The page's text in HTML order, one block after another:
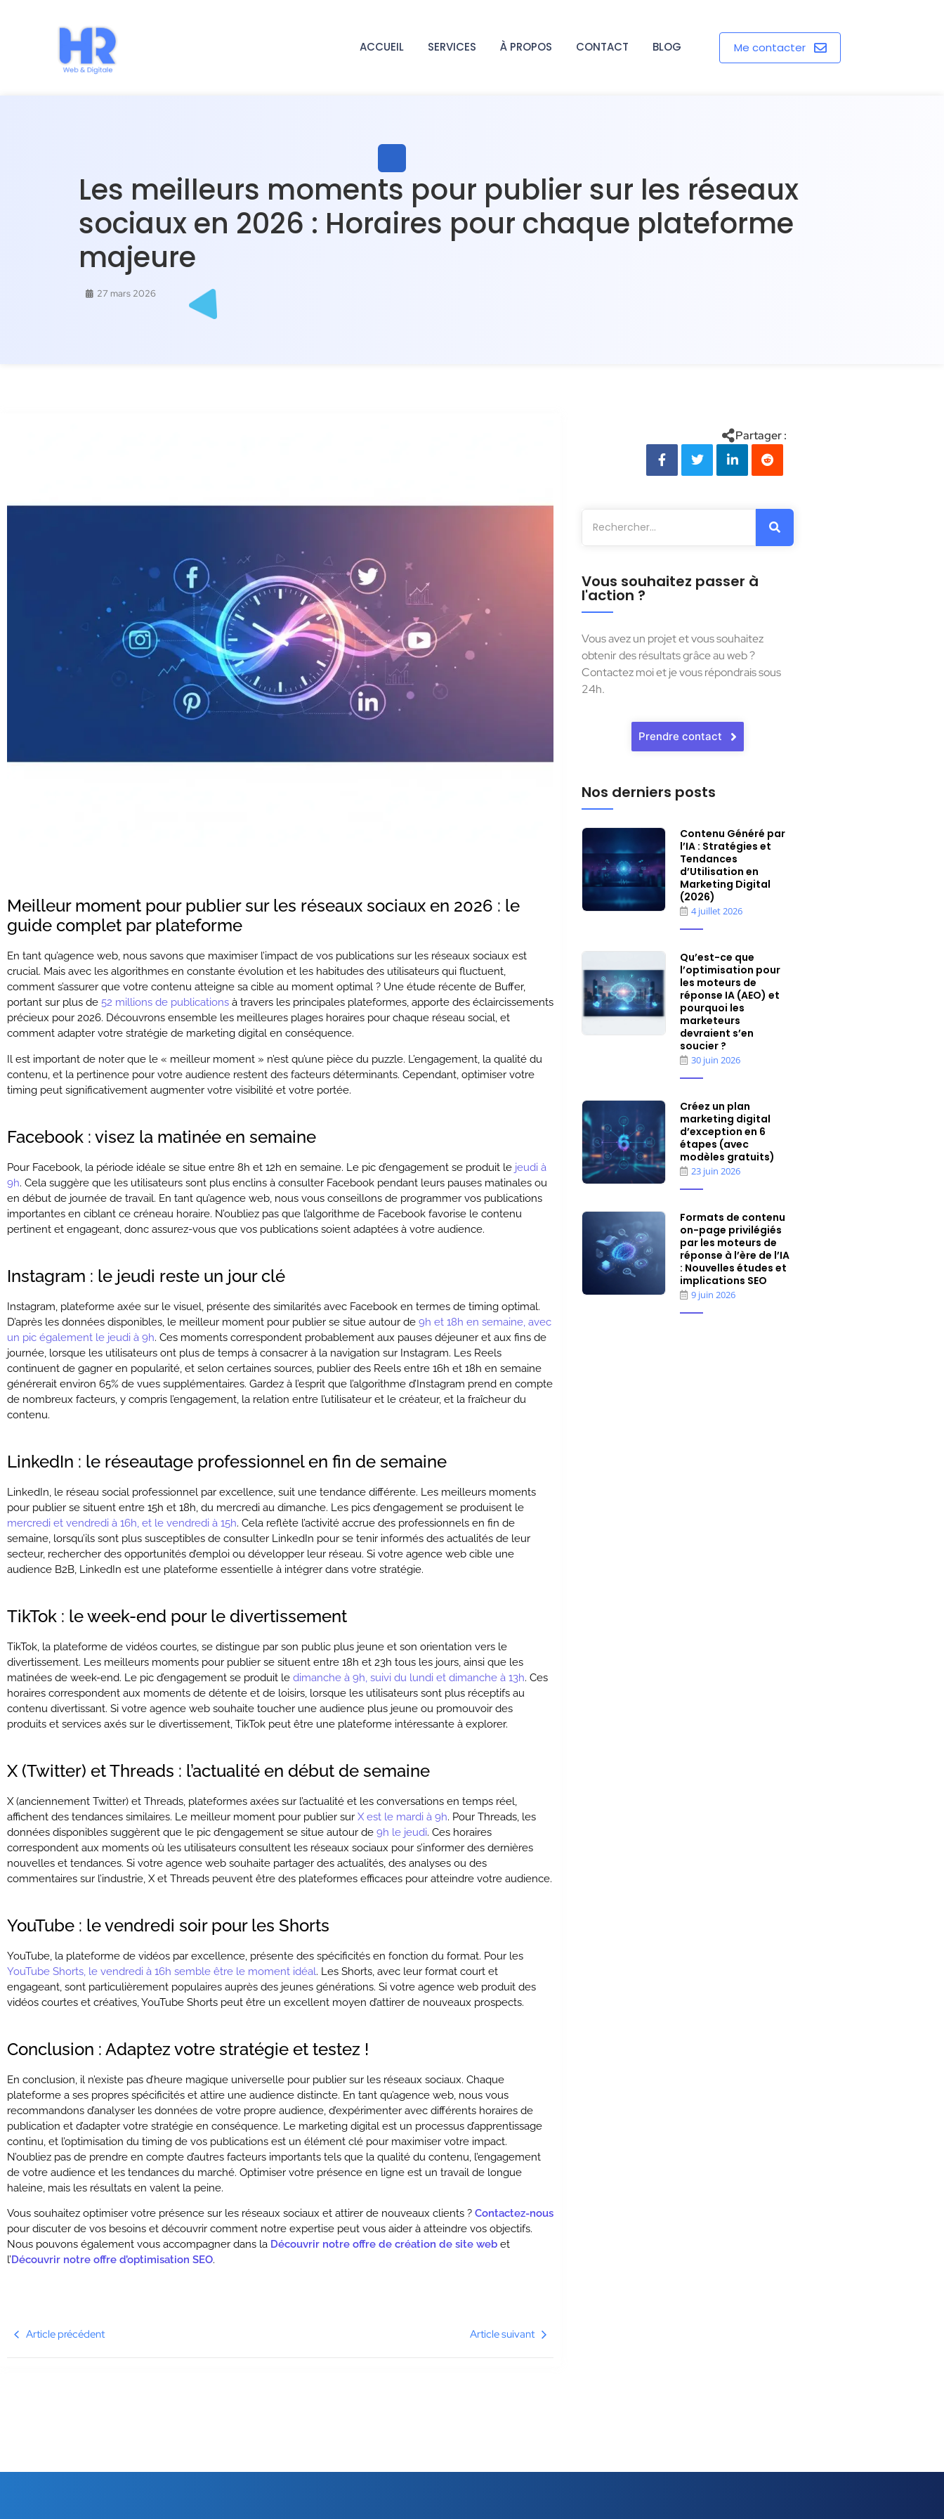
ACCUEIL SERVICES À PROPOS CONTACT BLOG Me contacter
Les meilleurs moments pour publier sur les réseaux
sociaux en 2026 : Horaires pour chaque plateforme
majeure
27 mars 2026
Meilleur moment pour publier sur les réseaux sociaux en 2026 : le
guide complet par plateforme
En tant qu’agence web, nous savons que maximiser l’impact de vos publications sur les réseaux sociaux est
crucial. Mais avec les algorithmes en constante évolution et les habitudes des utilisateurs qui fluctuent,
comment s’assurer que votre contenu atteigne sa cible au moment optimal ? Une étude récente de Buffer,
portant sur plus de 52 millions de publications à travers les principales plateformes, apporte des éclaircissements
précieux pour 2026. Découvrons ensemble les meilleures plages horaires pour chaque réseau social, et
comment adapter votre stratégie de marketing digital en conséquence.
Il est important de noter que le « meilleur moment » n’est qu’une pièce du puzzle. L’engagement, la qualité du
contenu, et la pertinence pour votre audience restent des facteurs déterminants. Cependant, optimiser votre
timing peut significativement augmenter votre visibilité et votre portée.
Facebook : visez la matinée en semaine
Pour Facebook, la période idéale se situe entre 8h et 12h en semaine. Le pic d’engagement se produit le jeudi à
9h. Cela suggère que les utilisateurs sont plus enclins à consulter Facebook pendant leurs pauses matinales ou
en début de journée de travail. En tant qu’agence web, nous vous conseillons de programmer vos publications
importantes en ciblant ce créneau horaire. N’oubliez pas que l’algorithme de Facebook favorise le contenu
pertinent et engageant, donc assurez-vous que vos publications soient adaptées à votre audience.
Instagram : le jeudi reste un jour clé
Instagram, plateforme axée sur le visuel, présente des similarités avec Facebook en termes de timing optimal.
D’après les données disponibles, le meilleur moment pour publier se situe autour de 9h et 18h en semaine, avec
un pic également le jeudi à 9h. Ces moments correspondent probablement aux pauses déjeuner et aux fins de
journée, lorsque les utilisateurs ont plus de temps à consacrer à la navigation sur Instagram. Les Reels
continuent de gagner en popularité, et selon certaines sources, publier des Reels entre 16h et 18h en semaine
générerait environ 65% de vues supplémentaires. Gardez à l’esprit que l’algorithme d’Instagram prend en compte
de nombreux facteurs, y compris l’engagement, la relation entre l’utilisateur et le créateur, et la fraîcheur du
contenu.
LinkedIn : le réseautage professionnel en fin de semaine
LinkedIn, le réseau social professionnel par excellence, suit une tendance différente. Les meilleurs moments
pour publier se situent entre 15h et 18h, du mercredi au dimanche. Les pics d’engagement se produisent le
mercredi et vendredi à 16h, et le vendredi à 15h. Cela reflète l’activité accrue des professionnels en fin de
semaine, lorsqu’ils sont plus susceptibles de consulter LinkedIn pour se tenir informés des actualités de leur
secteur, rechercher des opportunités d’emploi ou développer leur réseau. Si votre agence web cible une
audience B2B, LinkedIn est une plateforme essentielle à intégrer dans votre stratégie.
TikTok : le week-end pour le divertissement
TikTok, la plateforme de vidéos courtes, se distingue par son public plus jeune et son orientation vers le
divertissement. Les meilleurs moments pour publier se situent entre 18h et 23h tous les jours, ainsi que les
matinées de week-end. Le pic d’engagement se produit le dimanche à 9h, suivi du lundi et dimanche à 13h. Ces
horaires correspondent aux moments de détente et de loisirs, lorsque les utilisateurs sont plus réceptifs au
contenu divertissant. Si votre agence web souhaite toucher une audience plus jeune ou promouvoir des
produits et services axés sur le divertissement, TikTok peut être une plateforme intéressante à explorer.
X (Twitter) et Threads : l’actualité en début de semaine
X (anciennement Twitter) et Threads, plateformes axées sur l’actualité et les conversations en temps réel,
affichent des tendances similaires. Le meilleur moment pour publier sur X est le mardi à 9h. Pour Threads, les
données disponibles suggèrent que le pic d’engagement se situe autour de 9h le jeudi. Ces horaires
correspondent aux moments où les utilisateurs consultent les réseaux sociaux pour s’informer des dernières
nouvelles et tendances. Si votre agence web souhaite partager des actualités, des analyses ou des
commentaires sur l’industrie, X et Threads peuvent être des plateformes efficaces pour atteindre votre audience.
YouTube : le vendredi soir pour les Shorts
YouTube, la plateforme de vidéos par excellence, présente des spécificités en fonction du format. Pour les
YouTube Shorts, le vendredi à 16h semble être le moment idéal. Les Shorts, avec leur format court et
engageant, sont particulièrement populaires auprès des jeunes générations. Si votre agence web produit des
vidéos courtes et créatives, YouTube Shorts peut être un excellent moyen d’attirer de nouveaux prospects.
Conclusion : Adaptez votre stratégie et testez !
En conclusion, il n’existe pas d’heure magique universelle pour publier sur les réseaux sociaux. Chaque
plateforme a ses propres spécificités et attire une audience distincte. En tant qu’agence web, nous vous
recommandons d’analyser les données de votre propre audience, d’expérimenter avec différents horaires de
publication et d’adapter votre stratégie en conséquence. Le marketing digital est un processus d’apprentissage
continu, et l’optimisation du timing de vos publications est un élément clé pour maximiser votre impact.
N’oubliez pas de prendre en compte d’autres facteurs importants tels que la qualité du contenu, l’engagement
de votre audience et les tendances du marché. Optimiser votre présence en ligne est un travail de longue
haleine, mais les résultats en valent la peine.
Vous souhaitez optimiser votre présence sur les réseaux sociaux et attirer de nouveaux clients ? Contactez-nous
pour discuter de vos besoins et découvrir comment notre expertise peut vous aider à atteindre vos objectifs.
Nous pouvons également vous accompagner dans la Découvrir notre offre de création de site web et
l’Découvrir notre offre d’optimisation SEO.
Article précédent Article suivant
Vous souhaitez passer à
l'action ?
Vous avez un projet et vous souhaitez
obtenir des résultats grâce au web ?
Contactez moi et je vous répondrais sous
24h.
Prendre contact
Nos derniers posts
Contenu Généré par
l’IA : Stratégies et
Tendances
d’Utilisation en
Marketing Digital
(2026)
4 juillet 2026
Qu’est-ce que
l’optimisation pour
les moteurs de
réponse IA (AEO) et
pourquoi les
marketeurs
devraient s’en
soucier ?
30 juin 2026
Créez un plan
marketing digital
d’exception en 6
étapes (avec
modèles gratuits)
23 juin 2026
Formats de contenu
on-page privilégiés
par les moteurs de
réponse à l’ère de l’IA
: Nouvelles études et
implications SEO
9 juin 2026
Partager :